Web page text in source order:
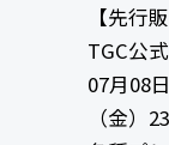
【先行
TGC公
07月08
（金